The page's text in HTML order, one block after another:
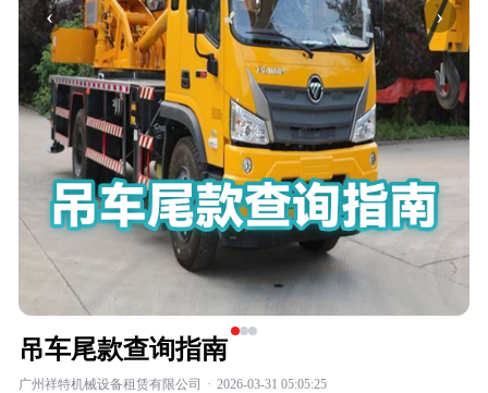
‹ ›
吊车尾款查询指南
广州祥特机械设备租赁有限公司 · 2026-03-31 05:05:25